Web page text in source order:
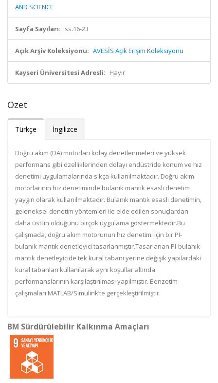
AND SCIENCE
Sayfa Sayıları: ss.16-23
Açık Arşiv Koleksiyonu: AVESİS Açık Erişim Koleksiyonu
Kayseri Üniversitesi Adresli: Hayır
Özet
Türkçe İngilizce
Doğru akım (DA) motorları kolay denetlenmeleri ve yüksek
performans gibi özelliklerinden dolayı endüstride konum ve hız
denetimi uygulamalarında sıkça kullanılmaktadır. Doğru akım
motorlarının hız denetiminde bulanık mantık esaslı denetim
yaygın olarak kullanılmaktadır. Bulanık mantık esaslı denetimin,
geleneksel denetim yöntemleri ile elde edilen sonuçlardan
daha üstün olduğunu birçok uygulama göstermektedir.Bu
çalışmada, doğru akım motorunun hız denetimi için bir PI-
bulanık mantık denetleyici tasarlanmıştır.Tasarlanan PI-bulanık
mantık denetleyicide tek kural tabanı yerine değişik yapılardaki
kural tabanları kullanılarak aynı koşullar altında
performanslarının karşılaştırılması yapılmıştır. Benzetim
çalışmaları MATLAB/Simulink’te gerçekleştirilmiştir.
BM Sürdürülebilir Kalkınma Amaçları